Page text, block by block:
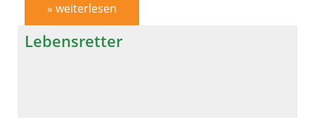
» weiterlesen
Lebensretter